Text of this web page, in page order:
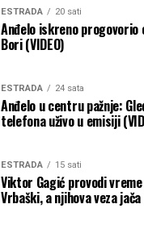
ESTRADA 20 sati
Anđelo iskreno progovorio
Bori (VIDEO)
ESTRADA 24 sata
Anđelo u centru pažnje:
telefona uživo u emisiji
ESTRADA 15 sati
Viktor Gagić provodi
Vrbaški, a njihova veza jača